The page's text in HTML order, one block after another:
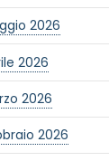
2026
2026
2026
2026